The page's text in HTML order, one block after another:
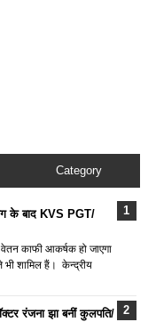
Category
के बाद KVS PGT/
काफी आकर्षक हो जाएगा
शामिल हैं। केन्द्रीय
रंजना झा बनीं कुलपति/